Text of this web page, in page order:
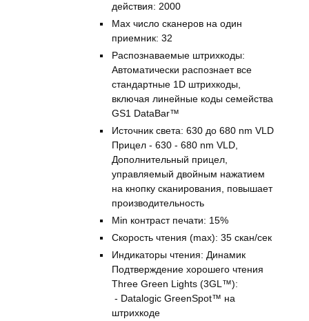
действия: 2000
Max число сканеров на один
приемник: 32
Распознаваемые штрихкоды:
Автоматически распознает все
стандартные 1D штрихкоды,
включая линейные коды семейства
GS1 DataBar™
Источник света: 630 до 680 nm VLD
Прицел - 630 - 680 nm VLD,
Дополнительный прицел,
управляемый двойным нажатием
на кнопку сканирования, повышает
производительность
Min контраст печати: 15%
Скорость чтения (max): 35 скан/сек
Индикаторы чтения: Динамик
Подтверждение хорошего чтения
Three Green Lights (3GL™):
- Datalogic GreenSpot™ на
штрихкоде